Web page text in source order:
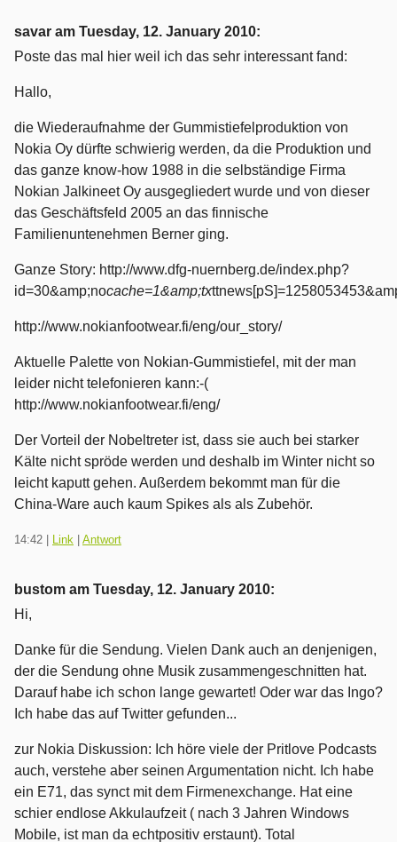
savar am Tuesday, 12. January 2010:
Poste das mal hier weil ich das sehr interessant fand:
Hallo,
die Wiederaufnahme der Gummistiefelproduktion von
Nokia Oy dürfte schwierig werden, da die Produktion und
das ganze know-how 1988 in die selbständige Firma
Nokian Jalkineet Oy ausgegliedert wurde und von dieser
das Geschäftsfeld 2005 an das finnische
Familienuntenehmen Berner ging.
Ganze Story: http://www.dfg-nuernberg.de/index.php?
id=30&amp;nocache=1&amp;tx
http://www.nokianfootwear.fi/eng/our_story/
Aktuelle Palette von Nokian-Gummistiefel, mit der man
leider nicht telefonieren kann:-(
http://www.nokianfootwear.fi/eng/
Der Vorteil der Nobeltreter ist, dass sie auch bei starker
Kälte nicht spröde werden und deshalb im Winter nicht so
leicht kaputt gehen. Außerdem bekommt man für die
China-Ware auch kaum Spikes als als Zubehör.
14:42 Link Antwort
bustom am Tuesday, 12. January 2010:
Hi,
Danke für die Sendung. Vielen Dank auch an denjenigen,
der die Sendung ohne Musik zusammengeschnitten hat.
Darauf habe ich schon lange gewartet! Oder war das Ingo?
Ich habe das auf Twitter gefunden...
zur Nokia Diskussion: Ich höre viele der Pritlove Podcasts
auch, verstehe aber seinen Argumentation nicht. Ich habe
ein E71, das synct mit dem Firmenexchange. Hat eine
schier endlose Akkulaufzeit ( nach 3 Jahren Windows
Mobile, ist man da echtpositiv erstaunt). Total